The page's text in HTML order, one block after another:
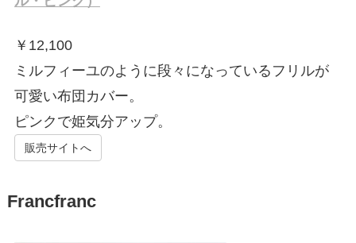
￥ 12,100
ミルフィーユのように段々になっているフリルが
可愛い布団カバー。
ピンクで姫気分アップ。
販売サイトへ
Francfranc